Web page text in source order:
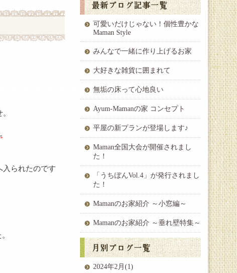
入られたのです
可愛いだけじゃない！個性豊かな
Maman Style
みんなで一緒に作り上げるお家
大好きな雑貨に囲まれて
無垢の床って心地良い
Ayum-Mamanの家 コンセプト
平屋の新プランが登場します♪
Maman全国大会が開催されまし
た！
「うちぼんVol.4」が発行されまし
た！
Mamanのお家紹介 ～小窓編～
Mamanのお家紹介 ～垂れ壁特集～
2024年2月(1)